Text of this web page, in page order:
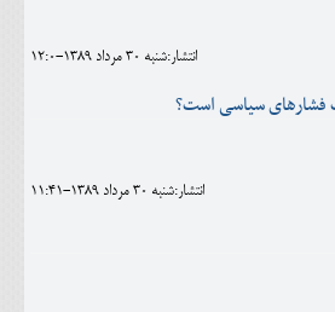
انتشار:شنبه 30 مرداد 1389-12:0
فشارهای سیاسی است؟
انتشار:شنبه 30 مرداد 1389-11:41